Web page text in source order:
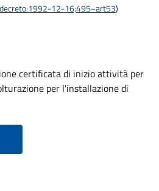
12-16;495~art53)
certificata di inizio attività per
per l'installazione di